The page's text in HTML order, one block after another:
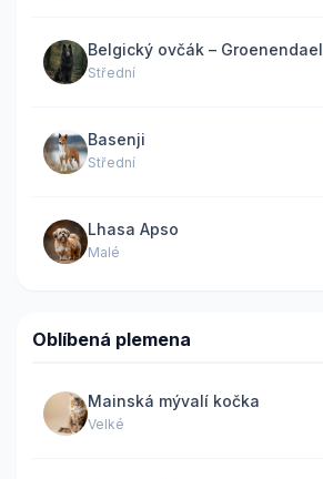
Belgický ovčák – Groenendael
Střední
Basenji
Střední
Lhasa Apso
Malé
Oblíbená plemena
Mainská mývalí kočka
Velké